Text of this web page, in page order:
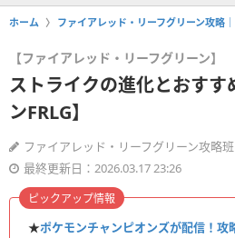
ホーム ファイアレッド・リーフグリーン攻略
【ファイアレッド・リーフグリーン】
ストライクの進化とおすす
ンFRLG】
ファイアレッド・リーフグリーン攻略班
最終更新日：2026.03.17 23:26
★ポケモンチャンピオンズが配信！攻
ピックアップ情報